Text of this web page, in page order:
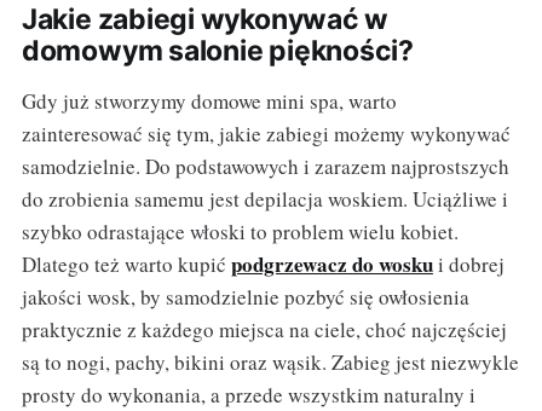
Jakie zabiegi wykonywać w
domowym salonie piękności?
Gdy już stworzymy domowe mini spa, warto
zainteresować się tym, jakie zabiegi możemy wykonywać
samodzielnie. Do podstawowych i zarazem najprostszych
do zrobienia samemu jest depilacja woskiem. Uciążliwe i
szybko odrastające włoski to problem wielu kobiet.
Dlatego też warto kupić podgrzewacz do woskui dobrej
jakości wosk, by samodzielnie pozbyć się owłosienia
praktycznie z każdego miejsca na ciele, choć najczęściej
są to nogi, pachy, bikini oraz wąsik. Zabieg jest niezwykle
prosty do wykonania, a przede wszystkim naturalny i